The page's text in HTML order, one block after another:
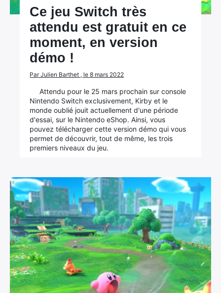
Ce jeu Switch très
attendu est gratuit en ce
moment, en version
démo !
Par Julien Barthet , le 8 mars 2022
Attendu pour le 25 mars prochain sur console
Nintendo Switch exclusivement, Kirby et le
monde oublié jouit actuellement d'une période
d'essai, sur le Nintendo eShop. Ainsi, vous
pouvez télécharger cette version démo qui vous
permet de découvrir, tout de même, les trois
premiers niveaux du jeu.